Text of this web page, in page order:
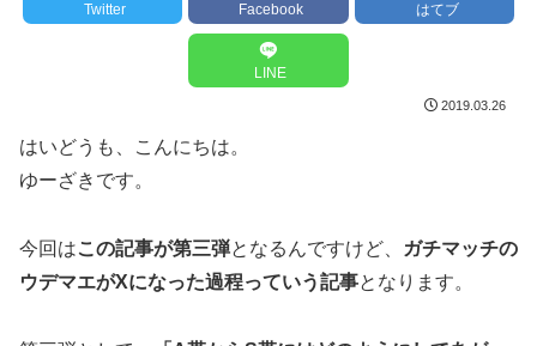
Twitter Facebook はてブ
LINE
2019.03.26
はいどうも、こんにちは。
ゆーざきです。
今回はこの記事が第三弾となるんですけど、
ガチマッチの
ウデマエがXになった過程っていう記事となります。